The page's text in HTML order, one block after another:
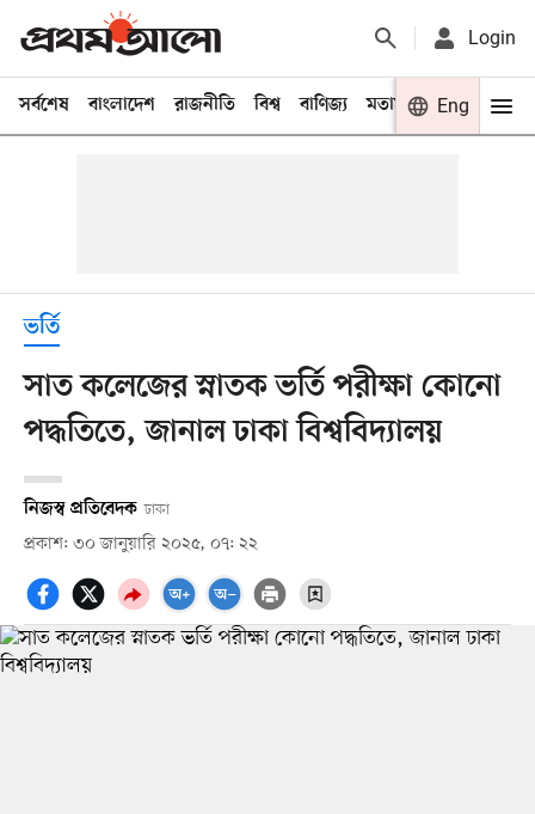
Login
সর্বশেষ বাংলাদেশ রাজনীতি বিশ্ব বাণিজ্য মতামত খেলা
Eng
ভর্তি
সাত কলেজের স্নাতক ভর্তি পরীক্ষা কোনো
পদ্ধতিতে, জানাল ঢাকা বিশ্ববিদ্যালয়
নিজস্ব প্রতিবেদক ঢাকা
প্রকাশ: ৩০ জানুয়ারি ২০২৫, ০৭: ২২